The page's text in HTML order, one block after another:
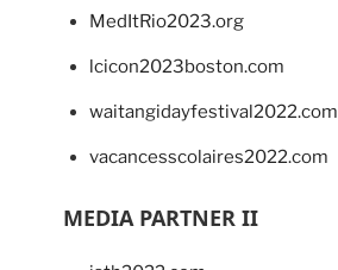
MedItRio2023.org
lcicon2023boston.com
waitangidayfestival2022.com
vacancesscolaires2022.com
MEDIA PARTNER II